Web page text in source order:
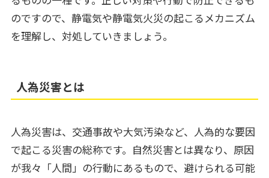
のですので、静電気や静電気火災の起こるメカニズム
を理解し、対処していきましょう。
人為災害とは
人為災害は、交通事故や大気汚染など、人為的な要因
で起こる災害の総称です。自然災害とは異なり、原因
が我々「人間」の行動にあるもので、避けられる可能